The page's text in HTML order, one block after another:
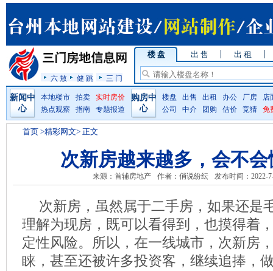
六 敖 健 跳 三 门
楼 盘 出 售 出 租
新闻中
心
本地楼市 拍卖
实时房价
热点观察
指南 专题报道
购房中
心
楼盘 出售 出租 办公 厂房
店
公司
中介 团购 估价 竞猜 免
首页 >精彩网文> 正文
次新房越来越多，会不
来源：首辅房地产 作者：俏说纷纭 发布时间：2022-
次新房，虽然属于二手房，如果还是
理解为现房，既可以看得到，也摸得着
定性风险。所以，在一线城市，次新房
睐，甚至还被许多投资客，继续追捧，